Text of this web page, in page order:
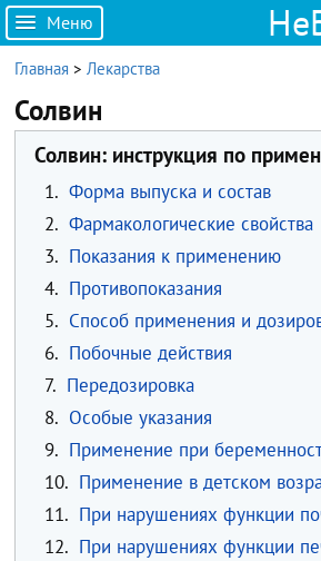
Меню
Главная >Лекарства
Солвин
Солвин: инструкция по
1. Форма выпуска и состав
2. Фармакологические свойства
3. Показания к применению
4. Противопоказания
5. Способ применения и
6. Побочные действия
7. Передозировка
8. Особые указания
9. Применение при
10. Применение в детском
11. При нарушениях функции
12. При нарушениях функции